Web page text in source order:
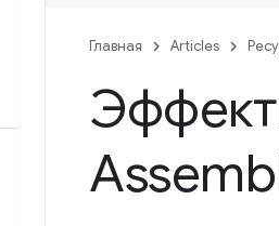
Главная Articles